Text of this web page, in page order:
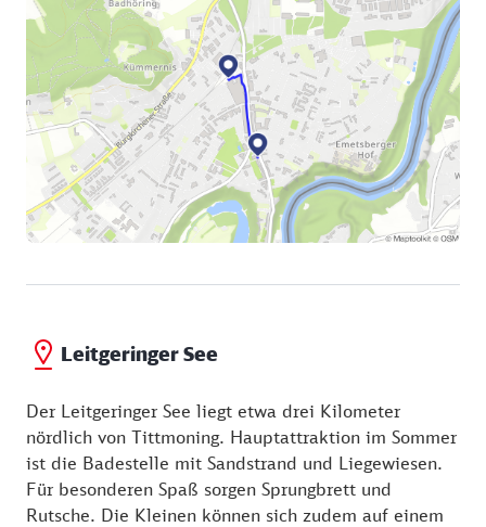
Leitgeringer See
Der Leitgeringer See liegt etwa drei Kilometer
nördlich von Tittmoning. Hauptattraktion im Sommer
ist die Badestelle mit Sandstrand und Liegewiesen.
Für besonderen Spaß sorgen Sprungbrett und
Rutsche. Die Kleinen können sich zudem auf einem